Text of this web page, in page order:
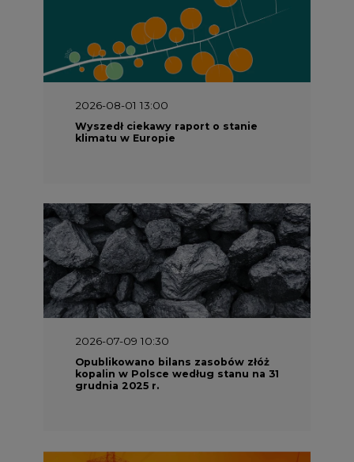
2026-08-01 13:00
Wyszedł ciekawy raport o stanie
klimatu w Europie
2026-07-09 10:30
Opublikowano bilans zasobów złóż
kopalin w Polsce według stanu na 31
grudnia 2025 r.